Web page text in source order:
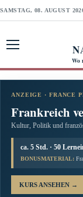
SAMSTAG, 08. AUGUST
Wo
ANZEIGE · FRANCE
Frankreich
Kultur, Politik und
ca. 5 Std. · 50
BONUSMATERIAL:
KURS ANSEHEN →